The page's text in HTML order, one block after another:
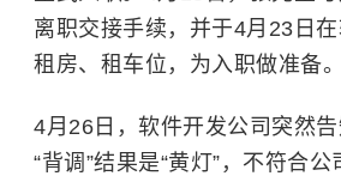
离职交接手续，并于4月23日
租房、租车位，为入职做准备。
4月26日，软件开发公司突然
“背调”结果是“黄灯”，不符合